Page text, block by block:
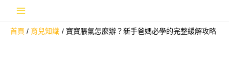
Menu
首頁 育兒知識 寶寶脹氣怎麼辦？新手爸媽必學的完整緩解攻略